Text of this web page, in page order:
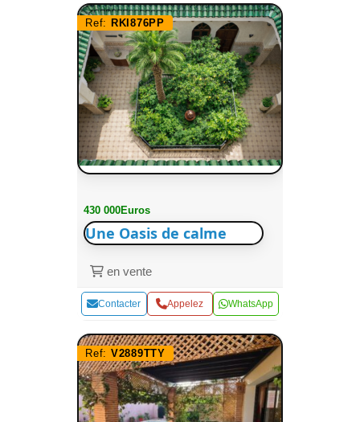
Ref: RKI876PP
430 000Euros
Une Oasis de calme
en vente
Contacter Appelez WhatsApp
Ref: V2889TTY